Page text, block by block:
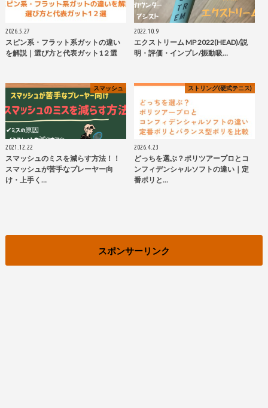
2026.5.27
スピン系・フラット系ガットの違い
を解説｜選び方と代表ガット1２選
2022.10.9
エクストリーム MP 2022(HEAD)/説
明・評価・インプレ/振動吸…
スマッシュ
2021.12.22
スマッシュのミスを減らす方法！！
スマッシュが苦手なプレーヤー向
け・上手く…
ストリング(硬式テニス)
2026.4.23
どっちを選ぶ？ポリツアープロとコ
ンフィデンシャルソフトの違い｜定
番ポリと…
スポンサーリンク